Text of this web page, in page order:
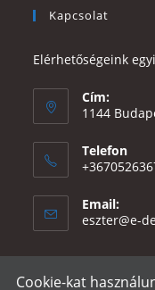
Kapcsolat
Elérhetőségeink
Cím:
1144
Telefon
Email:
eszter@e-
Cookie-kat